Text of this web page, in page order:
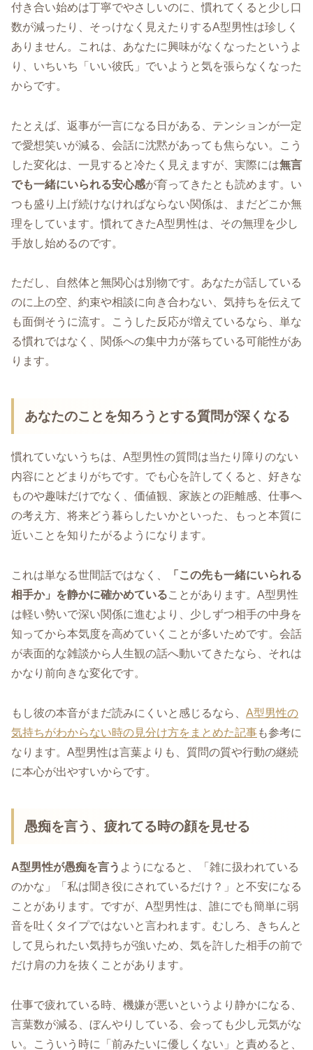
付き合い始めは丁寧でやさしいのに、慣れてくると少し口
数が減ったり、そっけなく見えたりするA型男性は珍しく
ありません。これは、あなたに興味がなくなったというよ
り、いちいち「いい彼氏」でいようと気を張らなくなった
からです。
たとえば、返事が一言になる日がある、テンションが一定
で愛想笑いが減る、会話に沈黙があっても焦らない。こう
した変化は、一見すると冷たく見えますが、実際には無言
でも一緒にいられる安心感が育ってきたとも読めます。い
つも盛り上げ続けなければならない関係は、まだどこか無
理をしています。慣れてきたA型男性は、その無理を少し
手放し始めるのです。
ただし、自然体と無関心は別物です。あなたが話している
のに上の空、約束や相談に向き合わない、気持ちを伝えて
も面倒そうに流す。こうした反応が増えているなら、単な
る慣れではなく、関係への集中力が落ちている可能性があ
ります。
あなたのことを知ろうとする質問が深くなる
慣れていないうちは、A型男性の質問は当たり障りのない
内容にとどまりがちです。でも心を許してくると、好きな
ものや趣味だけでなく、価値観、家族との距離感、仕事へ
の考え方、将来どう暮らしたいかといった、もっと本質に
近いことを知りたがるようになります。
これは単なる世間話ではなく、
「この先も一緒にいられる
相手か」を静かに確かめていることがあります。A型男性
は軽い勢いで深い関係に進むより、少しずつ相手の中身を
知ってから本気度を高めていくことが多いためです。会話
が表面的な雑談から人生観の話へ動いてきたなら、それは
かなり前向きな変化です。
もし彼の本音がまだ読みにくいと感じるなら、 A型男性の
気持ちがわからない時の見分け方をまとめた記事も参考に
なります。A型男性は言葉よりも、質問の質や行動の継続
に本心が出やすいからです。
愚痴を言う、疲れてる時の顔を見せる
A型男性が愚痴を言う ようになると、「雑に扱われている
のかな」「私は聞き役にされているだけ？」と不安になる
ことがあります。ですが、A型男性は、誰にでも簡単に弱
音を吐くタイプではないと言われます。むしろ、きちんと
して見られたい気持ちが強いため、気を許した相手の前で
だけ肩の力を抜くことがあります。
仕事で疲れている時、機嫌が悪いというより静かになる、
言葉数が減る、ぼんやりしている、会っても少し元気がな
い。こういう時に「前みたいに優しくない」と責めると、